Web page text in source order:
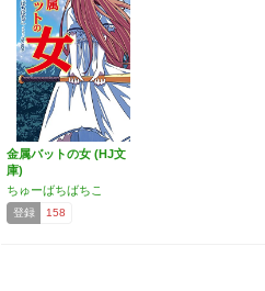
金属バットの女 (HJ文
庫)
ちゅーばちばちこ
登録 158